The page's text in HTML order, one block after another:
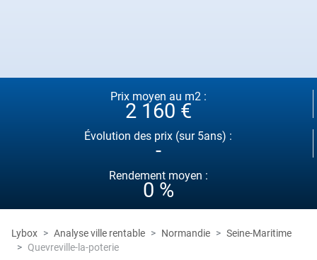
Prix moyen au m2 :
2 160 €
Évolution des prix (sur 5ans) :
-
Rendement moyen :
0 %
Lybox Analyse ville rentable Normandie
Seine-Maritime
Quevreville-la-poterie